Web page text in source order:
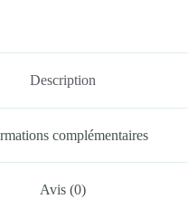
Description
complémentaires
Avis (0)